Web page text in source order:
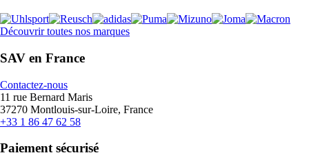
Découvrir toutes nos marques
SAV en France
Contactez-nous
11 rue Bernard Maris
37270 Montlouis-sur-Loire, France
+33 1 86 47 62 58
Paiement sécurisé